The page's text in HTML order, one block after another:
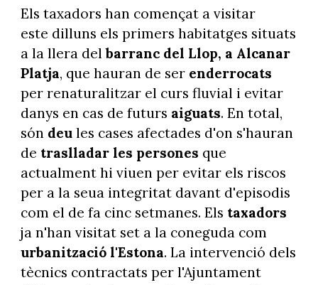
Els taxadors han començat a visitar
este dilluns els primers habitatges situats
a la llera delbarranc del Llop, a Alcanar
Platja, que hauran de ser enderrocats
per renaturalitzar el curs fluvial i evitar
danys en cas de futurs aiguats. En total,
són deules cases afectades d'on s'hauran
de traslladar les persones que
actualment hi viuen per evitar els riscos
per a la seua integritat davant d'episodis
com el de fa cinc setmanes. Els taxadors
ja n'han visitat set a la coneguda com
urbanització l'Estona. La intervenció dels
tècnics contractats per l'Ajuntament